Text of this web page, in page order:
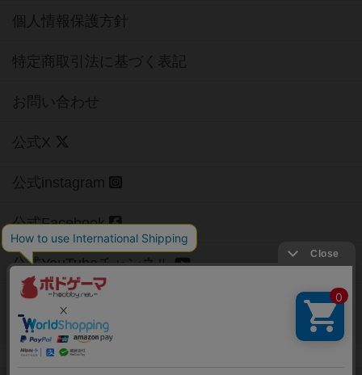
個人情報保護方針
特定商取引法に基づく表記
お問い合わせ
公式X
公式instagram
公式Facebook
公式YouTubeチャンネル